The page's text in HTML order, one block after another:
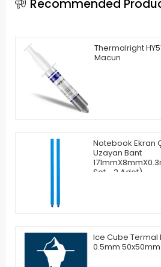
Recommended
Thermalright
Macun
Notebook Ekran
Uzayan Bant
Set - 2 Adet)
Ice Cube Termal
0.5mm 50x50mm